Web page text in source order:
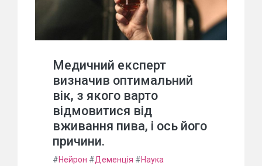
Медичний експерт
визначив оптимальний
вік, з якого варто
відмовитися від
вживання пива, і ось його
причини.
#Нейрон #Деменція #Наука